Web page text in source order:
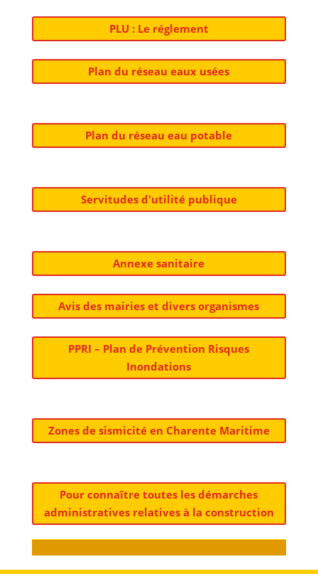
PLU : Le réglement
Plan du réseau eaux usées
Plan du réseau eau potable
Servitudes d'utilité publique
Annexe sanitaire
Avis des mairies et divers organismes
PPRI – Plan de Prévention Risques
Inondations
Zones de sismicité en Charente Maritime
Pour connaître toutes les démarches
administratives relatives à la construction